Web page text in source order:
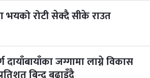
रोटी सेक्दै सीके राउत
दायाँबायाँका जग्गामा लाग्ने विकास